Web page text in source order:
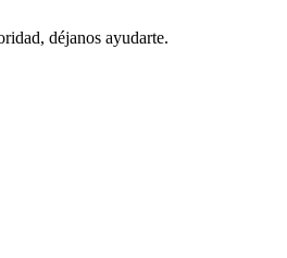
déjanos ayudarte.